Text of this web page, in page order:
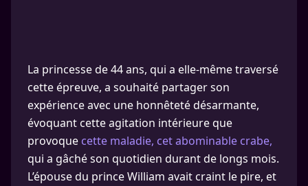
La princesse de 44 ans, qui a elle-même traversé
cette épreuve, a souhaité partager son
expérience avec une honnêteté désarmante,
évoquant cette agitation intérieure que
provoque cette maladie, cet abominable crabe,
qui a gâché son quotidien durant de longs mois.
L’épouse du prince William avait craint le pire, et